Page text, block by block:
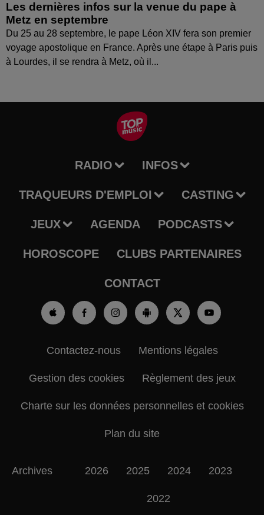
Les dernières infos sur la venue du pape à
Metz en septembre
Du 25 au 28 septembre, le pape Léon XIV fera son premier
voyage apostolique en France. Après une étape à Paris puis
à Lourdes, il se rendra à Metz, où il...
RADIO INFOS
TRAQUEURS D'EMPLOI CASTING
JEUX AGENDA PODCASTS
HOROSCOPE CLUBS PARTENAIRES
CONTACT
Contactez-nous Mentions légales
Gestion des cookies Règlement des jeux
Charte sur les données personnelles et cookies
Plan du site
Archives 2026 2025 2024 2023
2022